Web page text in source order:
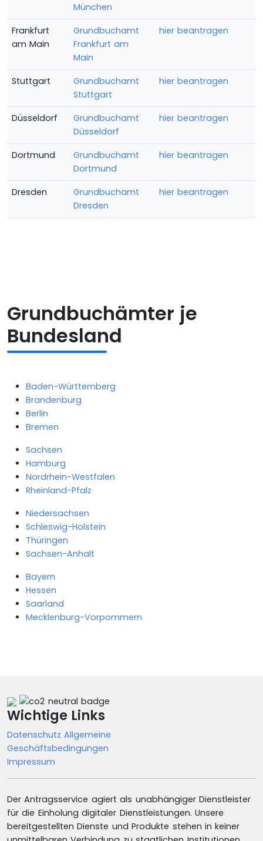
München
Frankfurt
am Main
Grundbuchamt
Frankfurt am
Main
hier beantragen
Stuttgart
Grundbuchamt
Stuttgart
hier beantragen
Düsseldorf
Grundbuchamt
Düsseldorf
hier beantragen
Dortmund
Grundbuchamt
Dortmund
hier beantragen
Dresden
Grundbuchamt
Dresden
hier beantragen
Grundbuchämter je
Bundesland
Baden-Württemberg
Brandenburg
Berlin
Bremen
Sachsen
Hamburg
Nordrhein-Westfalen
Rheinland-Pfalz
Niedersachsen
Schleswig-Holstein
Thüringen
Sachsen-Anhalt
Bayern
Hessen
Saarland
Mecklenburg-Vorpommern
Wichtige Links
DatenschutzAllgemeine
Geschäftsbedingungen
Impressum
Der Antragsservice agiert als unabhängiger Dienstleister
für die Einholung digitaler Dienstleistungen. Unsere
bereitgestellten Dienste und Produkte stehen in keiner